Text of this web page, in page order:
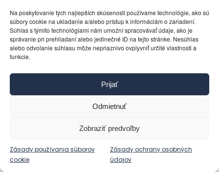
Na poskytovanie tých najlepších skúseností používame technológie, ako sú
súbory cookie na ukladanie a/alebo prístup k informáciám o zariadení.
Súhlas s týmito technológiami nám umožní spracovávať údaje, ako je
správanie pri prehliadaní alebo jedinečné ID na tejto stránke. Nesúhlas
alebo odvolanie súhlasu môže nepriaznivo ovplyvniť určité vlastnosti a
funkcie.
Prijať
Odmietnuť
Zobraziť predvoľby
Zásady používania súborov
cookie
Zásady ochrany osobných
údajov
Bude v Kyjeve druhý Majdan?
Politika 5. decembra 2023